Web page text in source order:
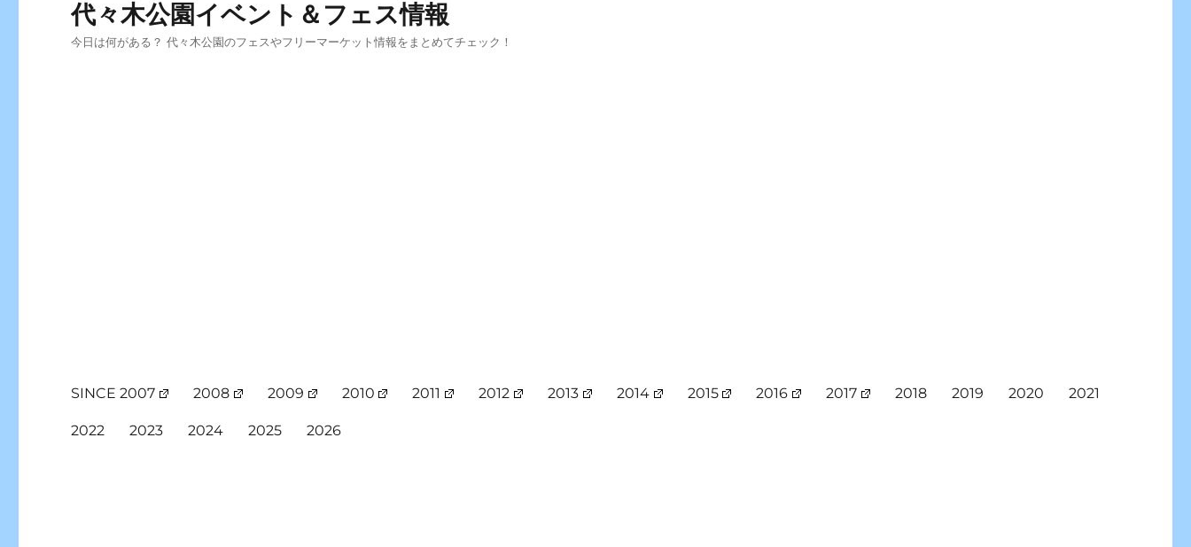
代々木公園イベント＆フェス情報
今日は何がある？ 代々木公園のフェスやフリーマーケット情報をまとめてチェック！
SINCE 2007 2008 2009 2010 2011 2012 2013 2014 2015 2016 2017 2018 2019 2020 2021
2022 2023 2024 2025 2026